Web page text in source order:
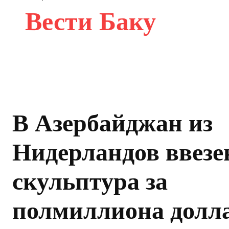
Вести Баку
В Азербайджан из
Нидерландов
скульптура за
полмиллиона